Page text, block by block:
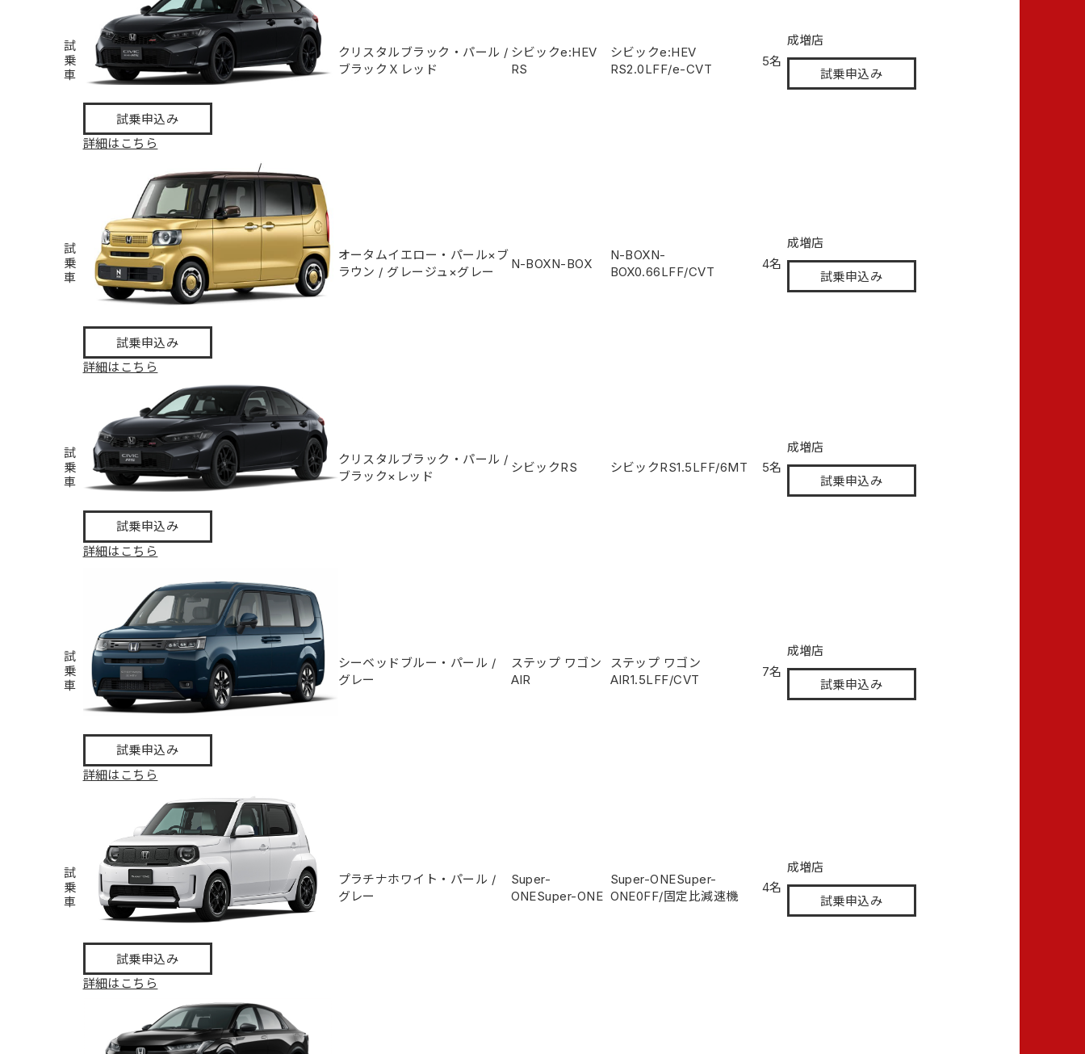
試
乗
車
試乗申込み
詳細はこちら
クリスタルブラック・パール /
ブラックＸレッド
シビックe:HEV
RS
シビックe:HEV
RS2.0LFF/e-CVT
5名
成増店
試乗申込み
試
乗
車
試乗申込み
詳細はこちら
オータムイエロー・パール×ブ
ラウン / グレージュ×グレー
N-BOXN-BOX
N-BOXN-
BOX0.66LFF/CVT
4名
成増店
試乗申込み
試
乗
車
試乗申込み
詳細はこちら
クリスタルブラック・パール /
ブラック×レッド
シビックRS シビックRS1.5LFF/6MT 5名
成増店
試乗申込み
試
乗
車
試乗申込み
詳細はこちら
シーベッドブルー・パール /
グレー
ステップ ワゴン
AIR
ステップ ワゴン
AIR1.5LFF/CVT
7名
成増店
試乗申込み
試
乗
車
試乗申込み
詳細はこちら
プラチナホワイト・パール /
グレー
Super-
ONESuper-ONE
Super-ONESuper-
ONE0FF/固定比減速機
4名
成増店
試乗申込み